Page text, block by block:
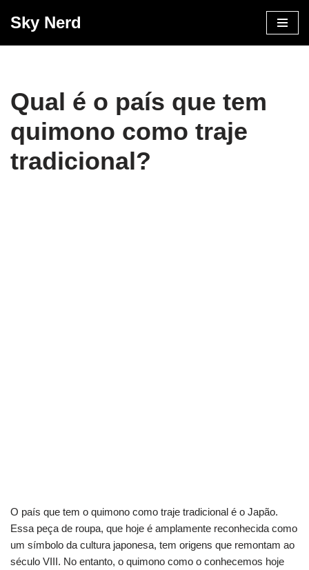
Sky Nerd
Qual é o país que tem
quimono como traje
tradicional?
O país que tem o quimono como traje tradicional é o Japão.
Essa peça de roupa, que hoje é amplamente reconhecida como
um símbolo da cultura japonesa, tem origens que remontam ao
século VIII. No entanto, o quimono como o conhecemos hoje